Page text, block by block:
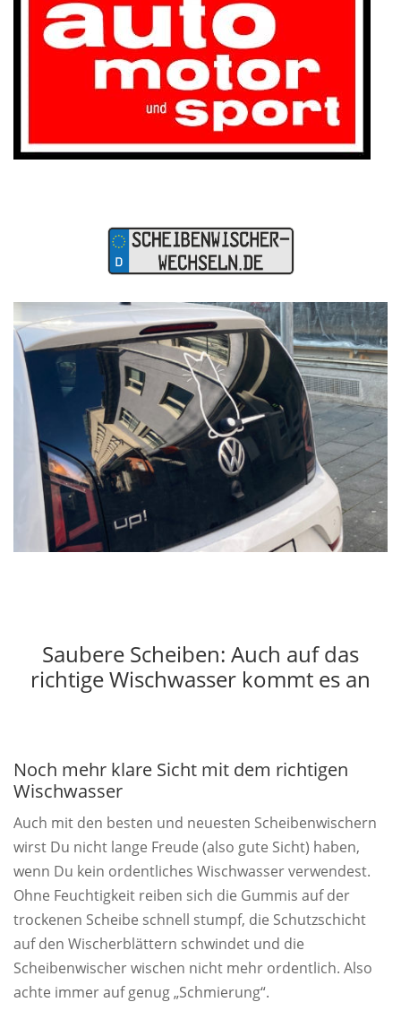
Saubere Scheiben: Auch auf das
richtige Wischwasser kommt es an
Noch mehr klare Sicht mit dem richtigen
Wischwasser
Auch mit den besten und neuesten Scheibenwischern
wirst Du nicht lange Freude (also gute Sicht) haben,
wenn Du kein ordentliches Wischwasser verwendest.
Ohne Feuchtigkeit reiben sich die Gummis auf der
trockenen Scheibe schnell stumpf, die Schutzschicht
auf den Wischerblättern schwindet und die
Scheibenwischer wischen nicht mehr ordentlich. Also
achte immer auf genug „Schmierung“.